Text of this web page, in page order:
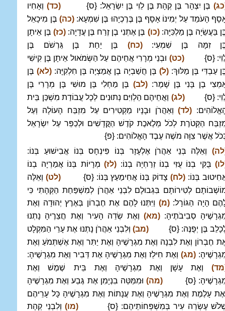
בֶּן יִצְהָר בֶּן קְהָת בֶּן לֵוִי בֶּן יִשְׂרָאֵל: {ס} (כד) וְאָחִיו
הָעֹמֵד עַל יְמִינוֹ אָסָף בֶּן בֶּרֶכְיָהוּ בֶּן שִׁמְעָא:(כה) בֶּן מִיכָאֵל
בַּעֲשֵׂיָה בֶּן מַלְכִּיָּה:(כו) בֶּן אֶתְנִי בֶן זֶרַח בֶּן עֲדָיָה:(כז) בֶּן אֵיתָן
זִמָּה בֶּן שִׁמְעִי:(כח)
בֶּן יַחַת בֶּן גֵּרְשֹׁם בֶּן
{ס}(כט) וּבְנֵי מְרָרִי אֲחֵיהֶם עַל הַשְּׂמֹאול אֵיתָן בֶּן קִישִׁי
עַבְדִּי בֶּן מַלּוּךְ: (ל) בֶּן חֲשַׁבְיָה בֶן אֲמַצְיָה בֶּן חִלְקִיָּה: (לא) בֶּן
בֶן בָּנִי בֶּן שָׁמֶר:(לב) בֶּן מַחְלִי בֶּן מוּשִׁי בֶּן מְרָרִי בֶּן
{ס}(לג) וַאֲחֵיהֶם הַלְוִיִּם נְתוּנִים לְכָל עֲבוֹדַת מִשְׁכַּן בֵּית
(לד) וְאַהֲרֹן וּבָנָיו מַקְטִירִים עַל מִזְבַּח הָעוֹלָה וְעַל
הַקְּטֹרֶת לְכֹל מְלֶאכֶת קֹדֶשׁ הַקֳּדָשִׁים וּלְכַפֵּר עַל יִשְׂרָאֵל
אֲשֶׁר צִוָּה מֹשֶׁה עֶבֶד הָאֱלוֹהִים: {פ}
וְאֵלֶּה בְּנֵי אַהֲרֹן אֶלְעָזָר בְּנוֹ פִּינְחָס בְּנוֹ אֲבִישׁוּעַ בְּנוֹ:
בֻּקִּי בְנוֹ עֻזִּי בְנוֹ זְרַחְיָה בְנוֹ: (לז) מְרָיוֹת בְּנוֹ אֲמַרְיָה בְנוֹ
בְּנוֹ: (לח) צָדוֹק בְּנוֹ אֲחִימַעַץ בְּנוֹ: {ס} (לט) וְאֵלֶּה
לְטִירוֹתָם בִּגְבוּלָם לִבְנֵי אַהֲרֹן לְמִשְׁפַּחַת הַקְּהָתִי כִּי
הָיָה הַגּוֹרָל:(מ) וַיִּתְּנוּ לָהֶם אֶת חֶבְרוֹן בְּאֶרֶץ יְהוּדָה וְאֶת
סְבִיבֹתֶיהָ:(מא) וְאֶת שְׂדֵה הָעִיר וְאֶת חֲצֵרֶיהָ נָתְנוּ
בֶּן יְפֻנֶּה: {ס}(מב) וְלִבְנֵי אַהֲרֹן נָתְנוּ אֶת עָרֵי הַמִּקְלָט
חֶבְרוֹן וְאֶת לִבְנָה וְאֶת מִגְרָשֶׁיהָ וְאֶת יַתִּר וְאֶת אֶשְׁתְּמֹעַ וְאֶת
(מג) וְאֶת חִילֵז וְאֶת מִגְרָשֶׁיהָ אֶת דְּבִיר וְאֶת מִגְרָשֶׁיהָ:
וְאֶת עָשָׁן וְאֶת מִגְרָשֶׁיהָ וְאֶת בֵּית שֶׁמֶשׁ וְאֶת
{ס}(מה) וּמִמַּטֵּה בִנְיָמִן אֶת גֶּבַע וְאֶת מִגְרָשֶׁיהָ
עָלֶמֶת וְאֶת מִגְרָשֶׁיהָ וְאֶת עֲנָתוֹת וְאֶת מִגְרָשֶׁיהָ כָּל עָרֵיהֶם
עֶשְׂרֵה עִיר בְּמִשְׁפְּחוֹתֵיהֶם: {ס} (מו) וְלִבְנֵי קְהָת